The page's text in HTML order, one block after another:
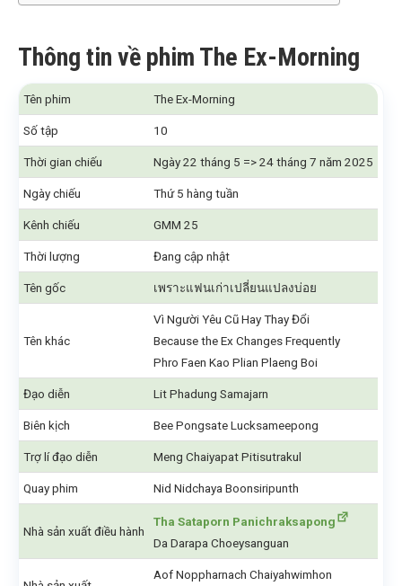
Thông tin về phim The Ex-Morning
Tên phim The Ex-Morning
Số tập 10
Thời gian chiếu Ngày 22 tháng 5 => 24 tháng 7 năm 2025
Ngày chiếu Thứ 5 hàng tuần
Kênh chiếu GMM 25
Thời lượng Đang cập nhật
Tên gốc เพราะแฟนเก่าเปลี่ยนแปลงบ่อย
Tên khác
Vì Người Yêu Cũ Hay Thay Đổi
Because the Ex Changes Frequently
Phro Faen Kao Plian Plaeng Boi
Đạo diễn Lit Phadung Samajarn
Biên kịch Bee Pongsate Lucksameepong
Trợ lí đạo diễn Meng Chaiyapat Pitisutrakul
Quay phim Nid Nidchaya Boonsiripunth
Nhà sản xuất điều hành
Tha Sataporn Panichraksapong
Da Darapa Choeysanguan
Aof Noppharnach Chaiyahwimhon